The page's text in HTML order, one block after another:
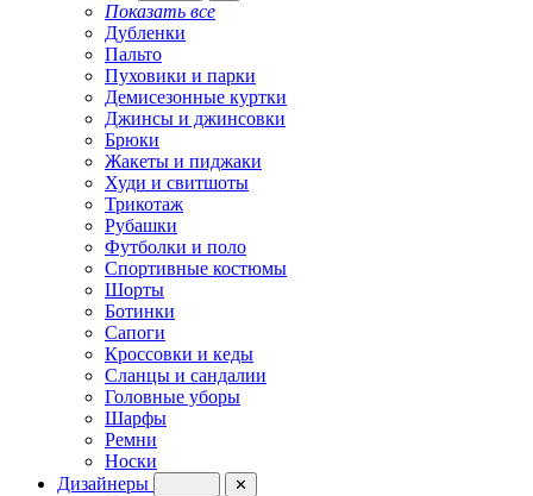
Показать все
Дубленки
Пальто
Пуховики и парки
Демисезонные куртки
Джинсы и джинсовки
Брюки
Жакеты и пиджаки
Худи и свитшоты
Трикотаж
Рубашки
Футболки и поло
Спортивные костюмы
Шорты
Ботинки
Сапоги
Кроссовки и кеды
Сланцы и сандалии
Головные уборы
Шарфы
Ремни
Носки
Дизайнеры
✕